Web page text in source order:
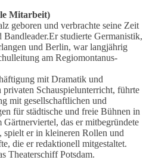
Mitarbeit)
geboren und verbrachte seine Zeit
Bandleader.Er studierte Germanistik,
und Berlin, war langjährig
am Regiomontanus-
mit Dramatik und
privaten Schauspielunterricht, führte
mit gesellschaftlichen und
für städtische und freie Bühnen in
das er mitbegründete
er in kleineren Rollen und
die er redaktionell mitgestaltet.
Theaterschiff Potsdam.